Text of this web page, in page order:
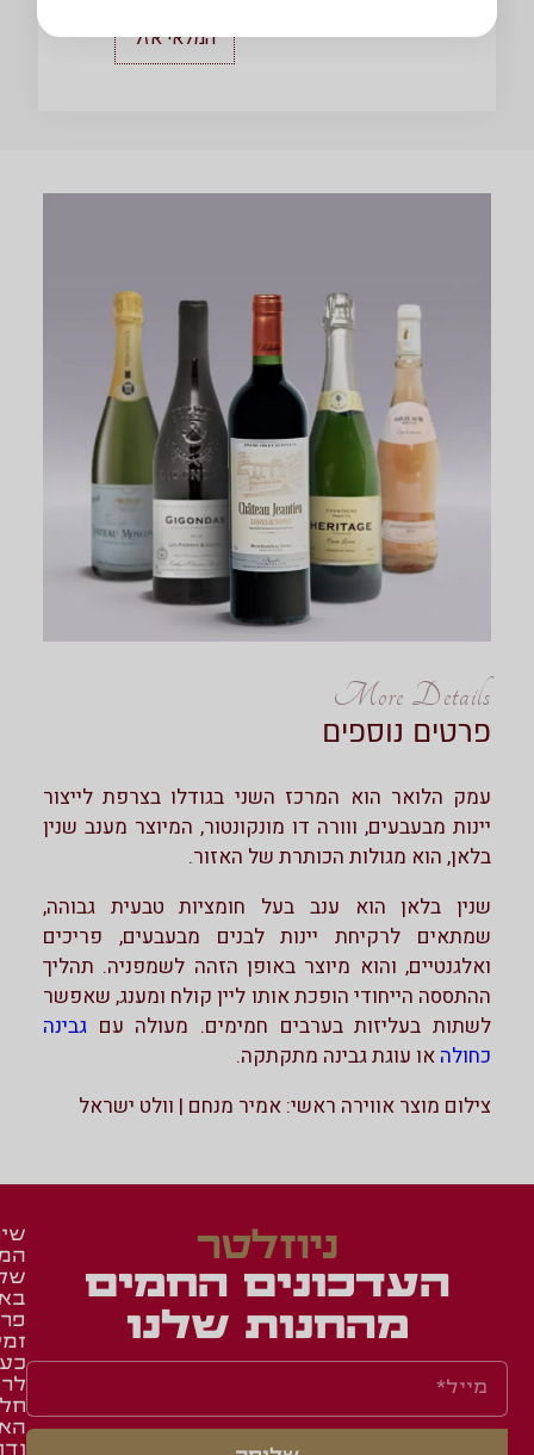
המלאי אזל
More Details
פרטים נוספים
עמק הלואר הוא המרכז השני בגודלו בצרפת לייצור
יינות מבעבעים, ווורה דו מונקונטור, המיוצר מענב שנין
בלאן, הוא מגולות הכותרת של האזור.
שנין בלאן הוא ענב בעל חומציות טבעית גבוהה,
שמתאים לרקיחת יינות לבנים מבעבעים, פריכים
ואלגנטיים, והוא מיוצר באופן הזהה לשמפניה. תהליך
ההתססה הייחודי הופכת אותו ליין קולח ומענג, שאפשר
לשתות בעליזות בערבים חמימים. מעולה עםגבינה
כחולה או עוגת גבינה מתקתקה.
צילום מוצר אווירה ראשי: אמיר מנחם | וולט ישראל
ניוזלטר
העדכונים החמים
מהחנות שלנו